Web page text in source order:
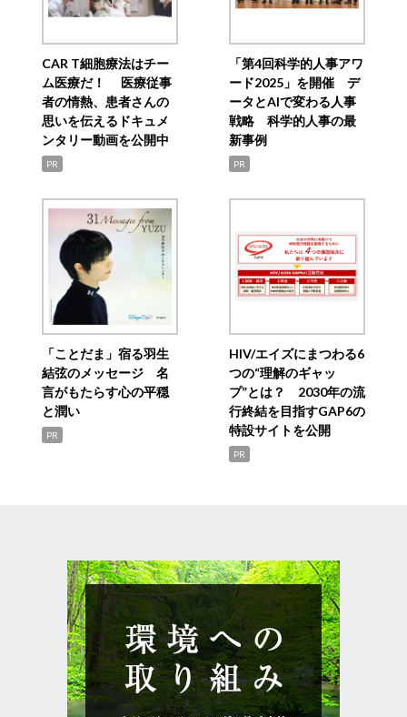
CAR T細胞療法はチー
ム医療だ！ 医療従事
者の情熱、患者さんの
思いを伝えるドキュメ
ンタリー動画を公開中
PR
「第4回科学的人事アワ
ード2025」を開催 デ
ータとAIで変わる人事
戦略 科学的人事の最
新事例
PR
「ことだま」宿る羽生
結弦のメッセージ 名
言がもたらす心の平穏
と潤い
PR
HIV/エイズにまつわる6
つの“理解のギャッ
プ”とは？ 2030年の流
行終結を目指すGAP6の
特設サイトを公開
PR